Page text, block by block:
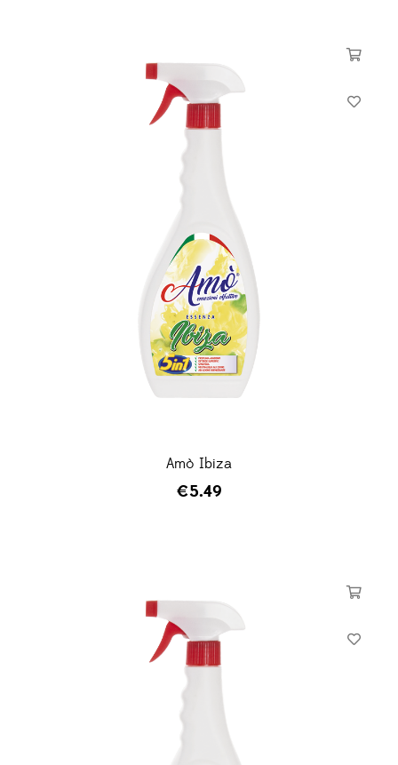
Amò Ibiza
€5.49